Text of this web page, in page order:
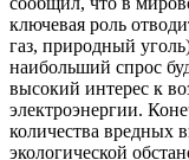
ключевая роль
газ, природный
наибольший спрос
высокий интерес к
электроэнергии.
количества вредных
экологической